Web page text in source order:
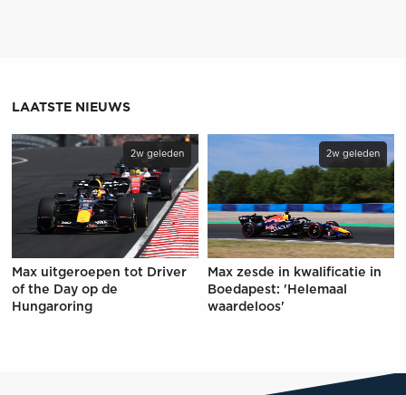
LAATSTE NIEUWS
2w geleden
Max uitgeroepen tot Driver
of the Day op de
Hungaroring
2w geleden
Max zesde in kwalificatie in
Boedapest: 'Helemaal
waardeloos'